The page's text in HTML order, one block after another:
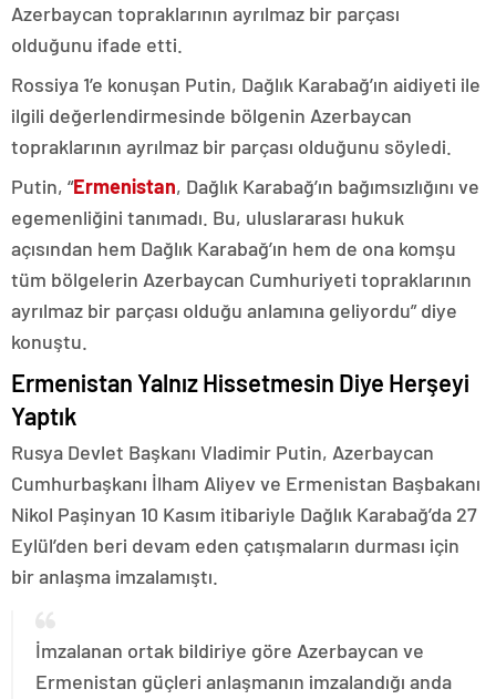
Azerbaycan topraklarının ayrılmaz bir parçası
olduğunu ifade etti.
Rossiya 1’e konuşan Putin, Dağlık Karabağ’ın aidiyeti ile
ilgili değerlendirmesinde bölgenin Azerbaycan
topraklarının ayrılmaz bir parçası olduğunu söyledi.
Putin, “Ermenistan, Dağlık Karabağ’ın bağımsızlığını ve
egemenliğini tanımadı. Bu, uluslararası hukuk
açısından hem Dağlık Karabağ’ın hem de ona komşu
tüm bölgelerin Azerbaycan Cumhuriyeti topraklarının
ayrılmaz bir parçası olduğu anlamına geliyordu” diye
konuştu.
Ermenistan Yalnız Hissetmesin Diye Herşeyi
Yaptık
Rusya Devlet Başkanı Vladimir Putin, Azerbaycan
Cumhurbaşkanı İlham Aliyev ve Ermenistan Başbakanı
Nikol Paşinyan 10 Kasım itibariyle Dağlık Karabağ’da 27
Eylül’den beri devam eden çatışmaların durması için
bir anlaşma imzalamıştı.
İmzalanan ortak bildiriye göre Azerbaycan ve
Ermenistan güçleri anlaşmanın imzalandığı anda